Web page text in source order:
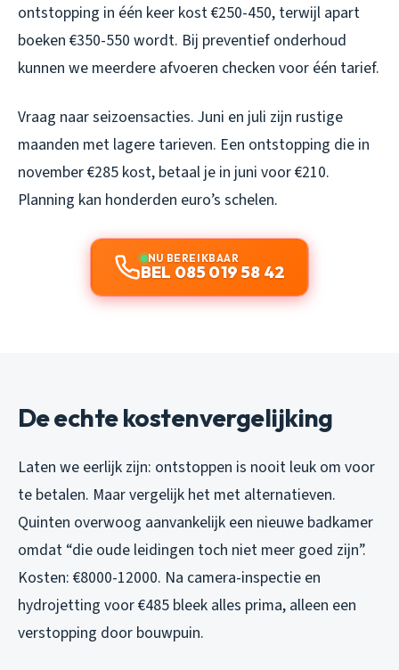
ontstopping in één keer kost €250-450, terwijl apart
boeken €350-550 wordt. Bij preventief onderhoud
kunnen we meerdere afvoeren checken voor één tarief.
Vraag naar seizoensacties. Juni en juli zijn rustige
maanden met lagere tarieven. Een ontstopping die in
november €285 kost, betaal je in juni voor €210.
Planning kan honderden euro’s schelen.
NU BEREIKBAAR
BEL 085 019 58 42
De echte kostenvergelijking
Laten we eerlijk zijn: ontstoppen is nooit leuk om voor
te betalen. Maar vergelijk het met alternatieven.
Quinten overwoog aanvankelijk een nieuwe badkamer
omdat “die oude leidingen toch niet meer goed zijn”.
Kosten: €8000-12000. Na camera-inspectie en
hydrojetting voor €485 bleek alles prima, alleen een
verstopping door bouwpuin.